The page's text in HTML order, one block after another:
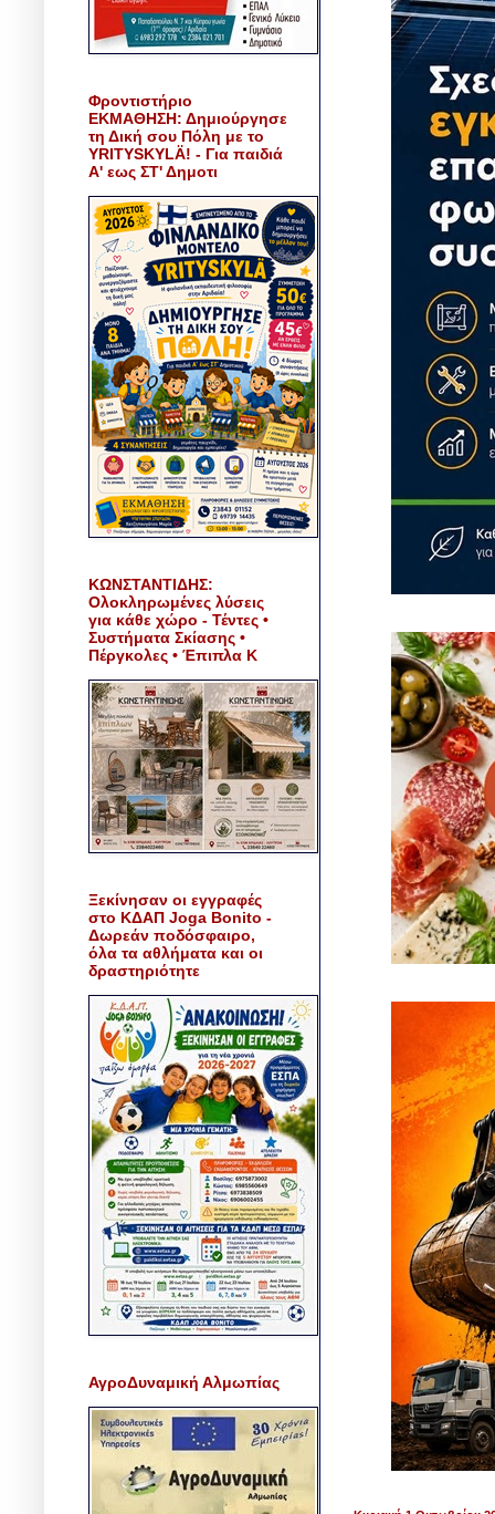
Φροντιστήριο
ΕΚΜΑΘΗΣΗ: Δημιούργησε
τη Δική σου Πόλη με το
YRITYSKYLÄ! - Για παιδιά
Α' εως ΣΤ' Δημοτι
ΚΩΝΣΤΑΝΤΙΔΗΣ:
Ολοκληρωμένες λύσεις
για κάθε χώρο - Τέντες •
Συστήματα Σκίασης •
Πέργκολες • Έπιπλα Κ
Ξεκίνησαν οι εγγραφές
στο ΚΔΑΠ Joga Bonito -
Δωρεάν ποδόσφαιρο,
όλα τα αθλήματα και οι
δραστηριότητε
ΑγροΔυναμική Αλμωπίας